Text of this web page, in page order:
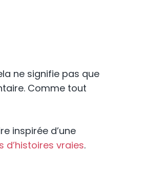
ne signifie pas que
Comme tout
inspirée d’une
d’histoires vraies.